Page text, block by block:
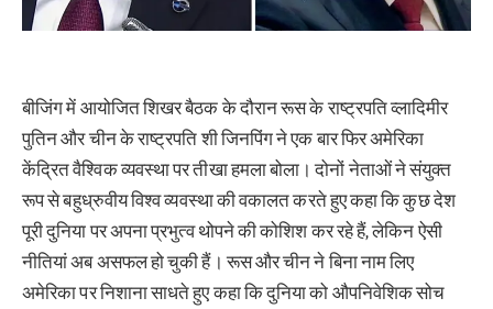
बीजिंग में आयोजित शिखर बैठक के दौरान रूस के राष्ट्रपति व्लादिमीर
पुतिन और चीन के राष्ट्रपति शी जिनपिंग ने एक बार फिर अमेरिका
केंद्रित वैश्विक व्यवस्था पर तीखा हमला बोला। दोनों नेताओं ने संयुक्त
रूप से बहुध्रुवीय विश्व व्यवस्था की वकालत करते हुए कहा कि कुछ देश
पूरी दुनिया पर अपना प्रभुत्व थोपने की कोशिश कर रहे हैं, लेकिन ऐसी
नीतियां अब असफल हो चुकी हैं। रूस और चीन ने बिना नाम लिए
अमेरिका पर निशाना साधते हुए कहा कि दुनिया को औपनिवेशिक सोच